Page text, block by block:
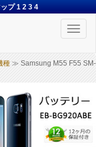
プ1 2 3 4
Toggle
種 ≫ Samsung M55 F55 SM-